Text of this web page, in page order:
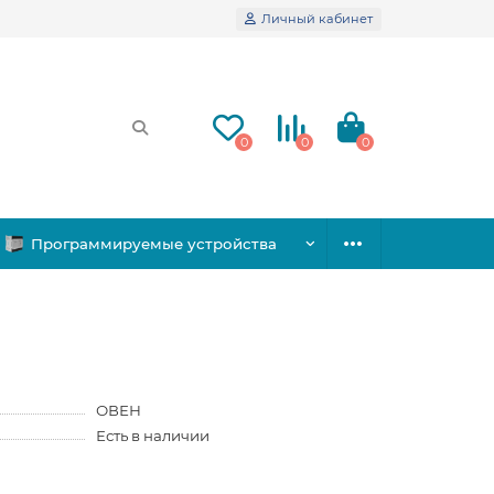
Личный кабинет
0 0 0
Программируемые устройства
ОВЕН
Есть в наличии